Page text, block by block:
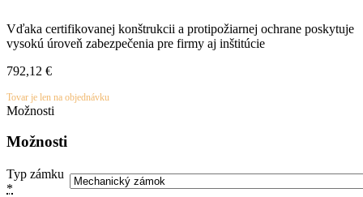
z
5
Vďaka certifikovanej konštrukcii a protipožiarnej ochrane poskytuje
vysokú úroveň zabezpečenia pre firmy aj inštitúcie
792,12 €
Tovar je len na objednávku
Možnosti
Možnosti
Typ zámku
*